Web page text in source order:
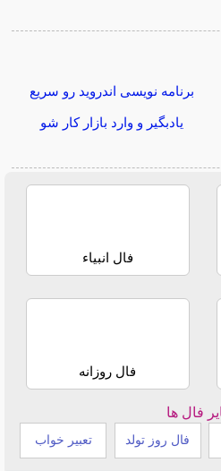
برنامه نویسی اندروید رو سریع
یادبگیر و وارد بازار کار شو
فال انبیاء
فال روزانه
فال ها
فال روز تولد تعبیر خواب